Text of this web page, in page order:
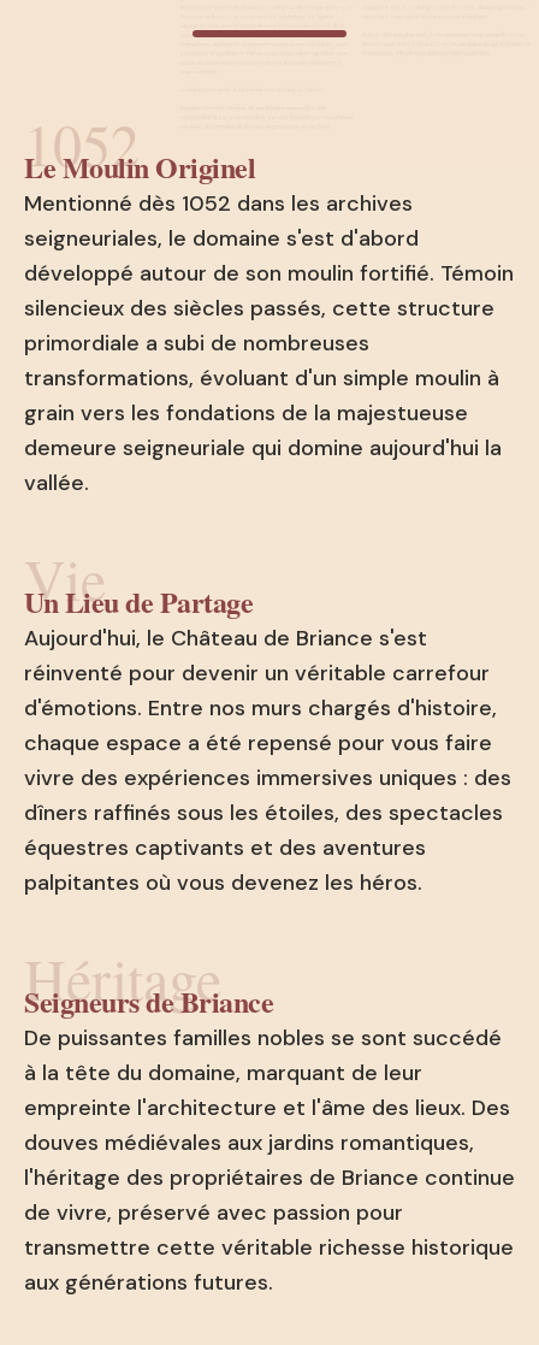
1052
Le Moulin Originel
Mentionné dès 1052 dans les archives
seigneuriales, le domaine s'est d'abord
développé autour de son moulin fortifié. Témoin
silencieux des siècles passés, cette structure
primordiale a subi de nombreuses
transformations, évoluant d'un simple moulin à
grain vers les fondations de la majestueuse
demeure seigneuriale qui domine aujourd'hui la
vallée.
Vie
Un Lieu de Partage
Aujourd'hui, le Château de Briance s'est
réinventé pour devenir un véritable carrefour
d'émotions. Entre nos murs chargés d'histoire,
chaque espace a été repensé pour vous faire
vivre des expériences immersives uniques : des
dîners raffinés sous les étoiles, des spectacles
équestres captivants et des aventures
palpitantes où vous devenez les héros.
Héritage
Seigneurs de Briance
De puissantes familles nobles se sont succédé
à la tête du domaine, marquant de leur
empreinte l'architecture et l'âme des lieux. Des
douves médiévales aux jardins romantiques,
l'héritage des propriétaires de Briance continue
de vivre, préservé avec passion pour
transmettre cette véritable richesse historique
aux générations futures.